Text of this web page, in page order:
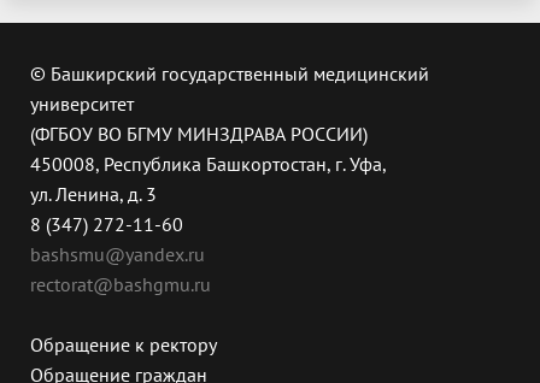
© Башкирский государственный медицинский
университет
(ФГБОУ ВО БГМУ МИНЗДРАВА РОССИИ)
450008, Республика Башкортостан, г. Уфа,
ул. Ленина, д. 3
8 (347) 272-11-60
bashsmu@yandex.ru
rectorat@bashgmu.ru
Обращение к ректору
Обращение граждан